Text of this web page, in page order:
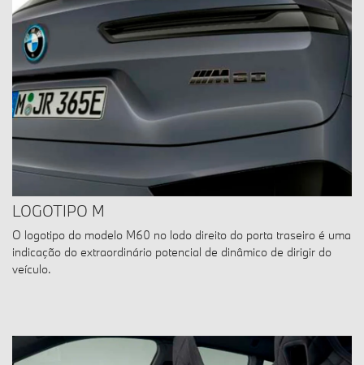
LOGOTIPO M
O logotipo do modelo M60 no lodo direito do porta traseiro é uma
indicação do extraordinário potencial de dinâmico de dirigir do
veículo.